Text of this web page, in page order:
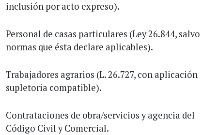
inclusión por acto expreso).
Personal de casas particulares (Ley 26.844, salvo
normas que ésta declare aplicables).
Trabajadores agrarios (L. 26.727, con aplicación
supletoria compatible).
Contrataciones de obra/servicios y agencia del
Código Civil y Comercial.